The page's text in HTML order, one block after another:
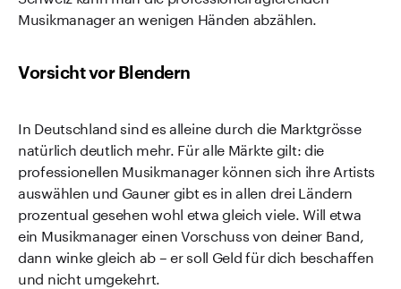
Musikmanager an wenigen Händen abzählen.
Vorsicht vor Blendern
In Deutschland sind es alleine durch die Marktgrösse
natürlich deutlich mehr. Für alle Märkte gilt: die
professionellen Musikmanager können sich ihre Artists
auswählen und Gauner gibt es in allen drei Ländern
prozentual gesehen wohl etwa gleich viele. Will etwa
ein Musikmanager einen Vorschuss von deiner Band,
dann winke gleich ab – er soll Geld für dich beschaffen
und nicht umgekehrt.